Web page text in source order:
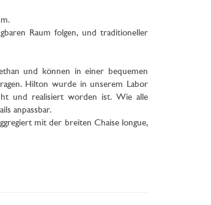
Raum folgen, und traditioneller
und können in einer bequemen
Hilton wurde in unserem Labor
und realisiert worden ist. Wie alle
anpassbar.
mit der breiten Chaise longue,